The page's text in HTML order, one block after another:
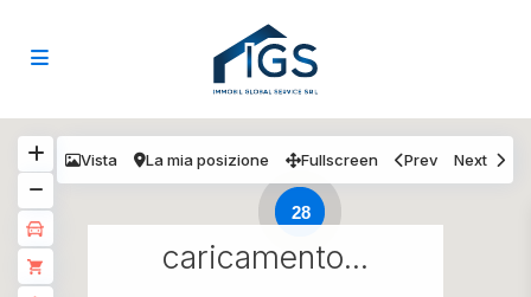
28
caricamento...
Vista La mia posizione Fullscreen Prev Next